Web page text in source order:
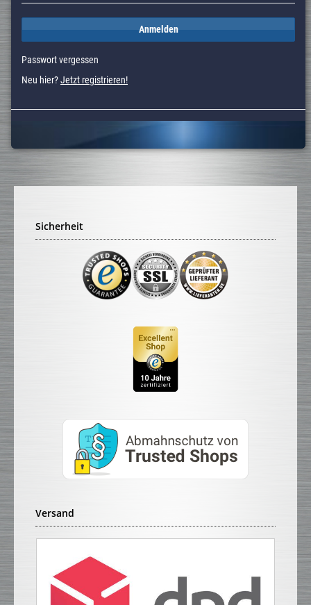
Anmelden
Passwort vergessen
Neu hier?Jetzt registrieren!
Sicherheit
Versand